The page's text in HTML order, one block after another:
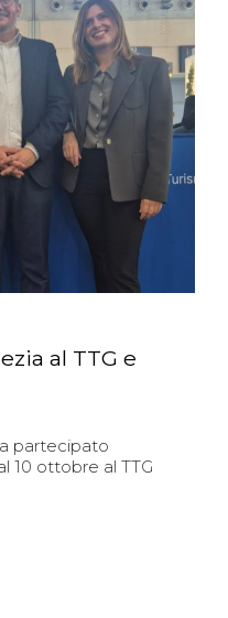
al TTG e
partecipato
10 ottobre al TTG